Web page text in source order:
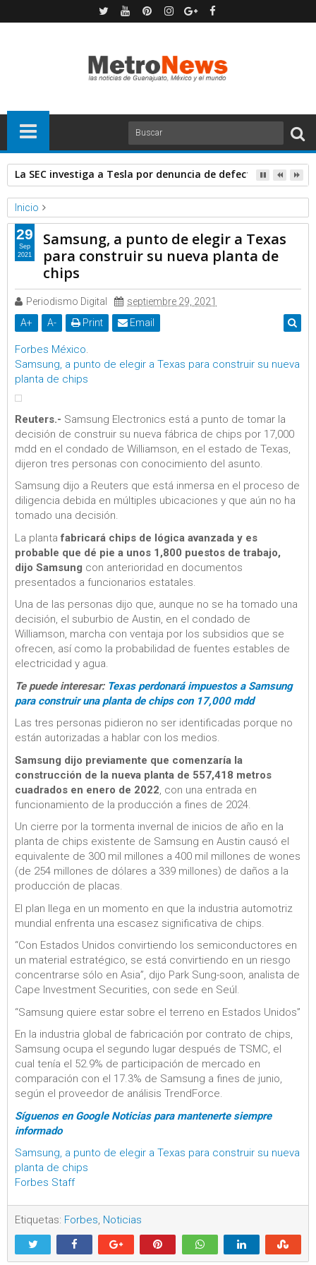
La SEC investiga a Tesla por denuncia de defectos en los
Inicio
Forbes
Noticias
Samsung, a punto de elegir a Texas para construir su nueva
planta de chips
Samsung, a punto de elegir a Texas
para construir su nueva planta de
chips
Periodismo Digital
septiembre 29, 2021
A+ A- Print Email
Forbes México.
Samsung, a punto de elegir a Texas para construir su nueva
planta de chips
Reuters.- Samsung Electronics está a punto de tomar la
decisión de construir su nueva fábrica de chips por 17,000
mdd en el condado de Williamson, en el estado de Texas,
dijeron tres personas con conocimiento del asunto.
Samsung dijo a Reuters que está inmersa en el proceso de
diligencia debida en múltiples ubicaciones y que aún no ha
tomado una decisión.
La plantafabricará chips de lógica avanzada y es
probable que dé pie a unos 1,800 puestos de trabajo,
dijo Samsung con anterioridad en documentos
presentados a funcionarios estatales.
Una de las personas dijo que, aunque no se ha tomado una
decisión, el suburbio de Austin, en el condado de
Williamson, marcha con ventaja por los subsidios que se
ofrecen, así como la probabilidad de fuentes estables de
electricidad y agua.
Te puede interesar: Texas perdonará impuestos a Samsung
para construir una planta de chips con 17,000 mdd
Las tres personas pidieron no ser identificadas porque no
están autorizadas a hablar con los medios.
Samsung dijo previamente que comenzaría la
construcción de la nueva planta de 557,418 metros
cuadrados en enero de 2022 , con una entrada en
funcionamiento de la producción a fines de 2024.
Un cierre por la tormenta invernal de inicios de año en la
planta de chips existente de Samsung en Austin causó el
equivalente de 300 mil millones a 400 mil millones de wones
(de 254 millones de dólares a 339 millones) de daños a la
producción de placas.
El plan llega en un momento en que la industria automotriz
mundial enfrenta una escasez significativa de chips.
“Con Estados Unidos convirtiendo los semiconductores en
un material estratégico, se está convirtiendo en un riesgo
concentrarse sólo en Asia”, dijo Park Sung-soon, analista de
Cape Investment Securities, con sede en Seúl.
“Samsung quiere estar sobre el terreno en Estados Unidos”
En la industria global de fabricación por contrato de chips,
Samsung ocupa el segundo lugar después de TSMC, el
cual tenía el 52.9% de participación de mercado en
comparación con el 17.3% de Samsung a fines de junio,
según el proveedor de análisis TrendForce.
Síguenos en Google Noticias para mantenerte siempre
informado
Samsung, a punto de elegir a Texas para construir su nueva
planta de chips
Forbes Staff
Etiquetas: Forbes Noticias
29
Sep
2021